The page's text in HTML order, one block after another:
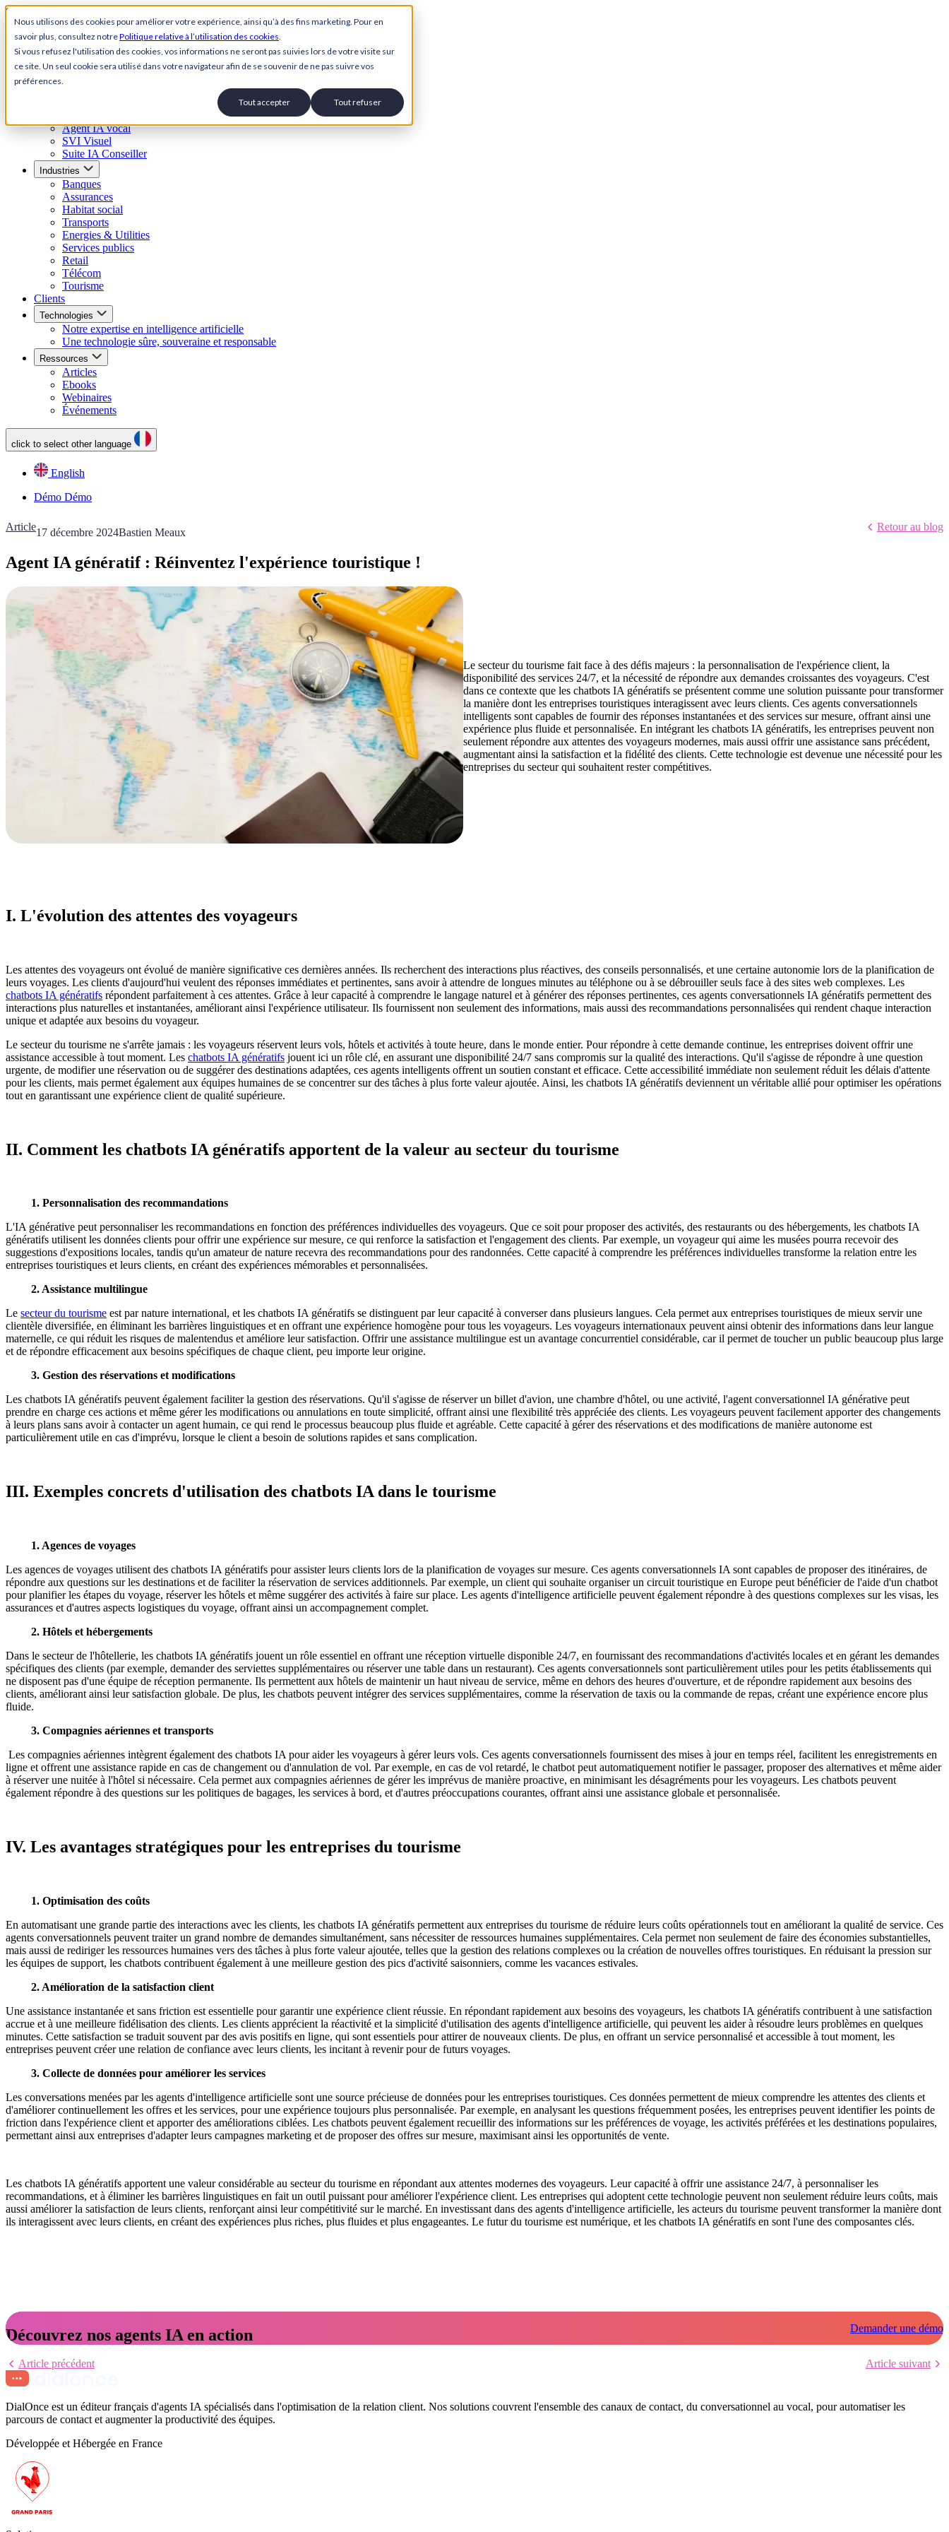
Nous utilisons des cookies pour améliorer votre expérience, ainsi qu’à des fins marketing. Pour en
savoir plus, consultez notrePolitique relative à l’utilisation des cookies.
Si vous refusez l'utilisation des cookies, vos informations ne seront pas suivies lors de votre visite sur
ce site. Un seul cookie sera utilisé dans votre navigateur afin de se souvenir de ne pas suivre vos
préférences.
Tout accepter Tout refuser
Skip to content
Back to Homepage
Open menu
Agent IA vocal
SVI Visuel
Suite IA Conseiller
Industries
Banques
Assurances
Habitat social
Transports
Energies & Utilities
Services publics
Retail
Télécom
Tourisme
Clients
Technologies
Notre expertise en intelligence artificielle
Une technologie sûre, souveraine et responsable
Ressources
Articles
Ebooks
Webinaires
Événements
click to select other language
English
Démo Démo
Article17 décembre 2024Bastien Meaux Retour au blog
Agent IA génératif : Réinventez l'expérience touristique !
Le secteur du tourisme fait face à des défis majeurs : la personnalisation de l'expérience client, la
disponibilité des services 24/7, et la nécessité de répondre aux demandes croissantes des voyageurs. C'est
dans ce contexte que les chatbots IA génératifs se présentent comme une solution puissante pour transformer
la manière dont les entreprises touristiques interagissent avec leurs clients. Ces agents conversationnels
intelligents sont capables de fournir des réponses instantanées et des services sur mesure, offrant ainsi une
expérience plus fluide et personnalisée. En intégrant les chatbots IA génératifs, les entreprises peuvent non
seulement répondre aux attentes des voyageurs modernes, mais aussi offrir une assistance sans précédent,
augmentant ainsi la satisfaction et la fidélité des clients. Cette technologie est devenue une nécessité pour les
entreprises du secteur qui souhaitent rester compétitives.
I. L'évolution des attentes des voyageurs
Les attentes des voyageurs ont évolué de manière significative ces dernières années. Ils recherchent des interactions plus réactives, des conseils personnalisés, et une certaine autonomie lors de la planification de
leurs voyages. Les clients d'aujourd'hui veulent des réponses immédiates et pertinentes, sans avoir à attendre de longues minutes au téléphone ou à se débrouiller seuls face à des sites web complexes. Les
chatbots IA génératifs répondent parfaitement à ces attentes. Grâce à leur capacité à comprendre le langage naturel et à générer des réponses pertinentes, ces agents conversationnels IA génératifs permettent des
interactions plus naturelles et instantanées, améliorant ainsi l'expérience utilisateur. Ils fournissent non seulement des informations, mais aussi des recommandations personnalisées qui rendent chaque interaction
unique et adaptée aux besoins du voyageur.
Le secteur du tourisme ne s'arrête jamais : les voyageurs réservent leurs vols, hôtels et activités à toute heure, dans le monde entier. Pour répondre à cette demande continue, les entreprises doivent offrir une
assistance accessible à tout moment. Les chatbots IA génératifs jouent ici un rôle clé, en assurant une disponibilité 24/7 sans compromis sur la qualité des interactions. Qu'il s'agisse de répondre à une question
urgente, de modifier une réservation ou de suggérer des destinations adaptées, ces agents intelligents offrent un soutien constant et efficace. Cette accessibilité immédiate non seulement réduit les délais d'attente
pour les clients, mais permet également aux équipes humaines de se concentrer sur des tâches à plus forte valeur ajoutée. Ainsi, les chatbots IA génératifs deviennent un véritable allié pour optimiser les opérations
tout en garantissant une expérience client de qualité supérieure.
II. Comment les chatbots IA génératifs apportent de la valeur au secteur du tourisme
1. Personnalisation des recommandations
L'IA générative peut personnaliser les recommandations en fonction des préférences individuelles des voyageurs. Que ce soit pour proposer des activités, des restaurants ou des hébergements, les chatbots IA
génératifs utilisent les données clients pour offrir une expérience sur mesure, ce qui renforce la satisfaction et l'engagement des clients. Par exemple, un voyageur qui aime les musées pourra recevoir des
suggestions d'expositions locales, tandis qu'un amateur de nature recevra des recommandations pour des randonnées. Cette capacité à comprendre les préférences individuelles transforme la relation entre les
entreprises touristiques et leurs clients, en créant des expériences mémorables et personnalisées.
2. Assistance multilingue
Le secteur du tourisme est par nature international, et les chatbots IA génératifs se distinguent par leur capacité à converser dans plusieurs langues. Cela permet aux entreprises touristiques de mieux servir une
clientèle diversifiée, en éliminant les barrières linguistiques et en offrant une expérience homogène pour tous les voyageurs. Les voyageurs internationaux peuvent ainsi obtenir des informations dans leur langue
maternelle, ce qui réduit les risques de malentendus et améliore leur satisfaction. Offrir une assistance multilingue est un avantage concurrentiel considérable, car il permet de toucher un public beaucoup plus large
et de répondre efficacement aux besoins spécifiques de chaque client, peu importe leur origine.
3. Gestion des réservations et modifications
Les chatbots IA génératifs peuvent également faciliter la gestion des réservations. Qu'il s'agisse de réserver un billet d'avion, une chambre d'hôtel, ou une activité, l'agent conversationnel IA générative peut
prendre en charge ces actions et même gérer les modifications ou annulations en toute simplicité, offrant ainsi une flexibilité très appréciée des clients. Les voyageurs peuvent facilement apporter des changements
à leurs plans sans avoir à contacter un agent humain, ce qui rend le processus beaucoup plus fluide et agréable. Cette capacité à gérer des réservations et des modifications de manière autonome est
particulièrement utile en cas d'imprévu, lorsque le client a besoin de solutions rapides et sans complication.
III. Exemples concrets d'utilisation des chatbots IA dans le tourisme
1. Agences de voyages
Les agences de voyages utilisent des chatbots IA génératifs pour assister leurs clients lors de la planification de voyages sur mesure. Ces agents conversationnels IA sont capables de proposer des itinéraires, de
répondre aux questions sur les destinations et de faciliter la réservation de services additionnels. Par exemple, un client qui souhaite organiser un circuit touristique en Europe peut bénéficier de l'aide d'un chatbot
pour planifier les étapes du voyage, réserver les hôtels et même suggérer des activités à faire sur place. Les agents d'intelligence artificielle peuvent également répondre à des questions complexes sur les visas, les
assurances et d'autres aspects logistiques du voyage, offrant ainsi un accompagnement complet.
2. Hôtels et hébergements
Dans le secteur de l'hôtellerie, les chatbots IA génératifs jouent un rôle essentiel en offrant une réception virtuelle disponible 24/7, en fournissant des recommandations d'activités locales et en gérant les demandes
spécifiques des clients (par exemple, demander des serviettes supplémentaires ou réserver une table dans un restaurant). Ces agents conversationnels sont particulièrement utiles pour les petits établissements qui
ne disposent pas d'une équipe de réception permanente. Ils permettent aux hôtels de maintenir un haut niveau de service, même en dehors des heures d'ouverture, et de répondre rapidement aux besoins des
clients, améliorant ainsi leur satisfaction globale. De plus, les chatbots peuvent intégrer des services supplémentaires, comme la réservation de taxis ou la commande de repas, créant une expérience encore plus
fluide.
3. Compagnies aériennes et transports
Les compagnies aériennes intègrent également des chatbots IA pour aider les voyageurs à gérer leurs vols. Ces agents conversationnels fournissent des mises à jour en temps réel, facilitent les enregistrements en
ligne et offrent une assistance rapide en cas de changement ou d'annulation de vol. Par exemple, en cas de vol retardé, le chatbot peut automatiquement notifier le passager, proposer des alternatives et même aider
à réserver une nuitée à l'hôtel si nécessaire. Cela permet aux compagnies aériennes de gérer les imprévus de manière proactive, en minimisant les désagréments pour les voyageurs. Les chatbots peuvent
également répondre à des questions sur les politiques de bagages, les services à bord, et d'autres préoccupations courantes, offrant ainsi une assistance globale et personnalisée.
IV. Les avantages stratégiques pour les entreprises du tourisme
1. Optimisation des coûts
En automatisant une grande partie des interactions avec les clients, les chatbots IA génératifs permettent aux entreprises du tourisme de réduire leurs coûts opérationnels tout en améliorant la qualité de service. Ces
agents conversationnels peuvent traiter un grand nombre de demandes simultanément, sans nécessiter de ressources humaines supplémentaires. Cela permet non seulement de faire des économies substantielles,
mais aussi de rediriger les ressources humaines vers des tâches à plus forte valeur ajoutée, telles que la gestion des relations complexes ou la création de nouvelles offres touristiques. En réduisant la pression sur
les équipes de support, les chatbots contribuent également à une meilleure gestion des pics d'activité saisonniers, comme les vacances estivales.
2. Amélioration de la satisfaction client
Une assistance instantanée et sans friction est essentielle pour garantir une expérience client réussie. En répondant rapidement aux besoins des voyageurs, les chatbots IA génératifs contribuent à une satisfaction
accrue et à une meilleure fidélisation des clients. Les clients apprécient la réactivité et la simplicité d'utilisation des agents d'intelligence artificielle, qui peuvent les aider à résoudre leurs problèmes en quelques
minutes. Cette satisfaction se traduit souvent par des avis positifs en ligne, qui sont essentiels pour attirer de nouveaux clients. De plus, en offrant un service personnalisé et accessible à tout moment, les
entreprises peuvent créer une relation de confiance avec leurs clients, les incitant à revenir pour de futurs voyages.
3. Collecte de données pour améliorer les services
Les conversations menées par les agents d'intelligence artificielle sont une source précieuse de données pour les entreprises touristiques. Ces données permettent de mieux comprendre les attentes des clients et
d'améliorer continuellement les offres et les services, pour une expérience toujours plus personnalisée. Par exemple, en analysant les questions fréquemment posées, les entreprises peuvent identifier les points de
friction dans l'expérience client et apporter des améliorations ciblées. Les chatbots peuvent également recueillir des informations sur les préférences de voyage, les activités préférées et les destinations populaires,
permettant ainsi aux entreprises d'adapter leurs campagnes marketing et de proposer des offres sur mesure, maximisant ainsi les opportunités de vente.
Les chatbots IA génératifs apportent une valeur considérable au secteur du tourisme en répondant aux attentes modernes des voyageurs. Leur capacité à offrir une assistance 24/7, à personnaliser les
recommandations, et à éliminer les barrières linguistiques en fait un outil puissant pour améliorer l'expérience client. Les entreprises qui adoptent cette technologie peuvent non seulement réduire leurs coûts, mais
aussi améliorer la satisfaction de leurs clients, renforçant ainsi leur compétitivité sur le marché. En investissant dans des agents d'intelligence artificielle, les acteurs du tourisme peuvent transformer la manière dont
ils interagissent avec leurs clients, en créant des expériences plus riches, plus fluides et plus engageantes. Le futur du tourisme est numérique, et les chatbots IA génératifs en sont l'une des composantes clés.
Découvrez nos agents IA en action Demander une démo
Article précédent Article suivant
DialOnce est un éditeur français d'agents IA spécialisés dans l'optimisation de la relation client. Nos solutions couvrent l'ensemble des canaux de contact, du conversationnel au vocal, pour automatiser les
parcours de contact et augmenter la productivité des équipes.
Développée et Hébergée en France